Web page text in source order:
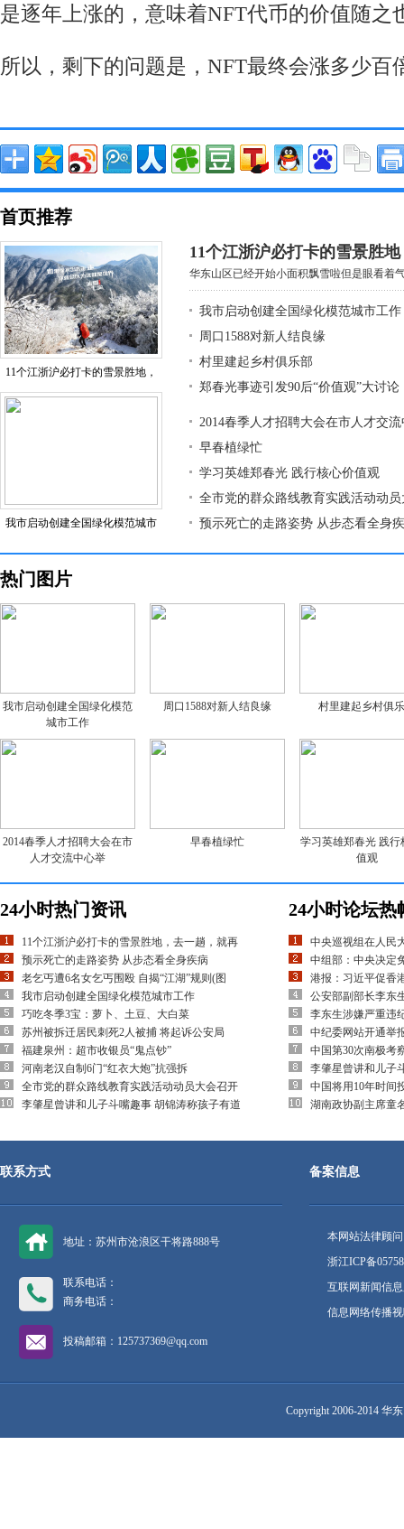
是逐年上涨的，意味着NFT代币的价值随之
所以，剩下的问题是，NFT最终会涨多少百
首页推荐
11个江浙沪必打卡的雪景胜地，
我市启动创建全国绿化模范城市
11个江浙沪必打卡的雪景胜
华东山区已经开始小面积飘雪啦但是眼看着
我市启动创建全国绿化模范城市工作
周口1588对新人结良缘
村里建起乡村俱乐部
郑春光事迹引发90后“价值观”大讨论
2014春季人才招聘大会在市人才交
早春植绿忙
学习英雄郑春光 践行核心价值观
全市党的群众路线教育实践活动动
预示死亡的走路姿势 从步态看全身
热门图片
我市启动创建全国绿化模范
城市工作
周口1588对新人结良缘 村里建起乡村俱
2014春季人才招聘大会在市
人才交流中心举
早春植绿忙
学习英雄郑春光 践行
值观
24小时热门资讯
11个江浙沪必打卡的雪景胜地，去一趟，就再
预示死亡的走路姿势 从步态看全身疾病
老乞丐遭6名女乞丐围殴 自揭“江湖”规则(图
我市启动创建全国绿化模范城市工作
巧吃冬季3宝：萝卜、土豆、大白菜
苏州被拆迁居民刺死2人被捕 将起诉公安局
福建泉州：超市收银员“鬼点钞”
河南老汉自制6门“红衣大炮”抗强拆
全市党的群众路线教育实践活动动员大会召开
李肇星曾讲和儿子斗嘴趣事 胡锦涛称孩子有道
24小时论坛热
中央巡视组在人民
中组部：中央决定
港报：习近平促香
公安部副部长李东
李东生涉嫌严重违
中纪委网站开通举
中国第30次南极考
李肇星曾讲和儿子
中国将用10年时间
湖南政协副主席童
联系方式
地址：苏州市沧浪区干将路888号
联系电话：
商务电话：
投稿邮箱：125737369@qq.com
备案信息
本网站法律顾
浙江ICP备
互联网新闻信
信息网络传播
Copyright 2006-2014 华